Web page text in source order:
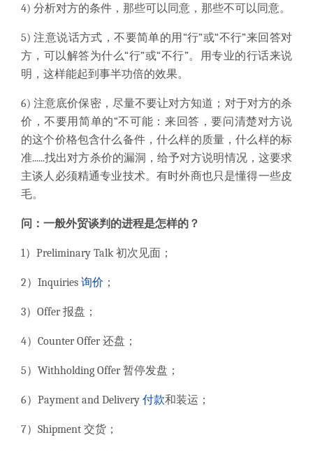
4) 分析对方的条件，那些可以同意，那些不可以同意。
5) 注意说话方式，不要简单的用“行”或“不行”来回答对
方，可以解答为什么“行”或“不行”。用专业的行话来说
明，这样能起到事半功倍的效果。
6) 注意底价保密，尽量不要让对方知道；对于对方的杀
价，不要用简单的“不可能：来回答，要问清楚对方说
的这个价格包含什么备件，什么样的质量，什么样的标
准......找出对方杀价的漏洞，给予对方说明情况，这要求
主谈人必须精通专业技术。有时外商也只是懂得一些皮
毛。
问： 一般外贸谈判的进程是怎样的？
1）Preliminary Talk 初次见面；
2）Inquiries 询价 ；
3）Offer 报盘；
4）Counter Offer 还盘；
5）Withholding Offer 暂停发盘；
6）Payment and Delivery 付款和装运；
7）Shipment 交货；